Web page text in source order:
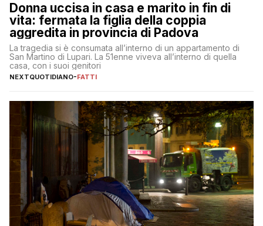
Donna uccisa in casa e marito in fin di
vita: fermata la figlia della coppia
aggredita in provincia di Padova
La tragedia si è consumata all’interno di un appartamento di
San Martino di Lupari. La 51enne viveva all’interno di quella
casa, con i suoi genitori
NEXTQUOTIDIANO-FATTI